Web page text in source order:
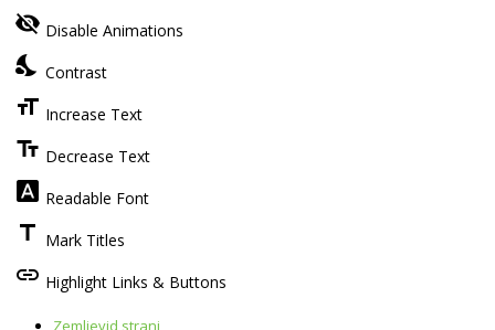
Accessibility
visibility_off Disable Animations
nights_stay Contrast
format_size Increase Text
text_fields Decrease Text
font_download Readable Font
title Mark Titles
link Highlight Links & Buttons
Zemljevid strani